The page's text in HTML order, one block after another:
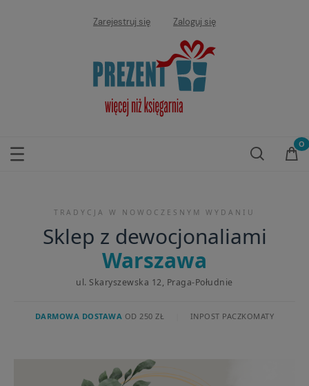
Zarejestruj się Zaloguj się
TRADYCJA W NOWOCZESNYM WYDANIU
Sklep z dewocjonaliami
Warszawa
ul. Skaryszewska 12, Praga-Południe
DARMOWA DOSTAWA OD 250 ZŁ INPOST PACZKOMATY